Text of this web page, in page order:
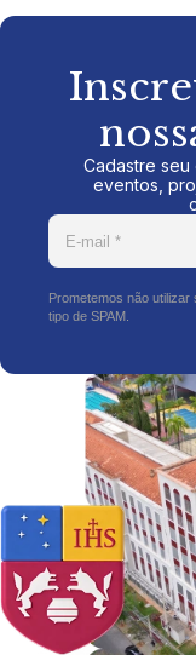
Cadastre seu
eventos,
Prometemos não
tipo de SPAM.